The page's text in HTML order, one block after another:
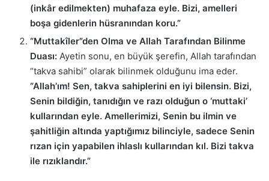
(inkâr edilmekten) muhafaza eyle. Bizi, amelleri
boşa gidenlerin hüsranından koru.”
“Muttakîler”den Olma ve Allah Tarafından Bilinme
Duası: Ayetin sonu, en büyük şerefin, Allah tarafından
“takva sahibi” olarak bilinmek olduğunu ima eder.
“Allah’ım! Sen, takva sahiplerini en iyi bilensin. Bizi,
Senin bildiğin, tanıdığın ve razı olduğun o ‘muttaki’
kullarından eyle. Amellerimizi, Senin bu ilmin ve
şahitliğin altında yaptığımız bilinciyle, sadece Senin
rızan için yapabilen ihlaslı kullarından kıl. Bizi takva
ile rızıklandır.”